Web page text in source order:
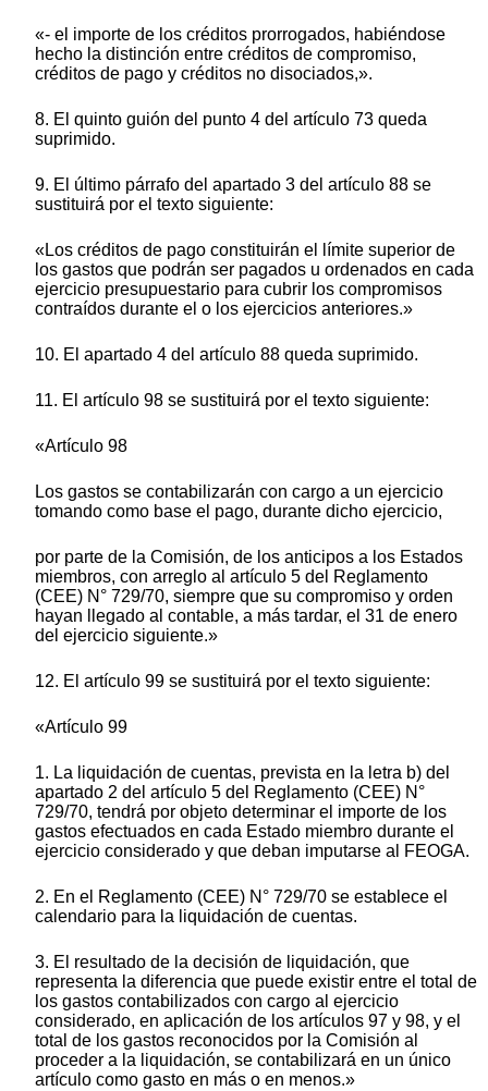
«- el importe de los créditos prorrogados, habiéndose
hecho la distinción entre créditos de compromiso,
créditos de pago y créditos no disociados,».
8. El quinto guión del punto 4 del artículo 73 queda
suprimido.
9. El último párrafo del apartado 3 del artículo 88 se
sustituirá por el texto siguiente:
«Los créditos de pago constituirán el límite superior de
los gastos que podrán ser pagados u ordenados en cada
ejercicio presupuestario para cubrir los compromisos
contraídos durante el o los ejercicios anteriores.»
10. El apartado 4 del artículo 88 queda suprimido.
11. El artículo 98 se sustituirá por el texto siguiente:
«Artículo 98
Los gastos se contabilizarán con cargo a un ejercicio
tomando como base el pago, durante dicho ejercicio,
por parte de la Comisión, de los anticipos a los Estados
miembros, con arreglo al artículo 5 del Reglamento
(CEE) N° 729/70, siempre que su compromiso y orden
hayan llegado al contable, a más tardar, el 31 de enero
del ejercicio siguiente.»
12. El artículo 99 se sustituirá por el texto siguiente:
«Artículo 99
1. La liquidación de cuentas, prevista en la letra b) del
apartado 2 del artículo 5 del Reglamento (CEE) N°
729/70, tendrá por objeto determinar el importe de los
gastos efectuados en cada Estado miembro durante el
ejercicio considerado y que deban imputarse al FEOGA.
2. En el Reglamento (CEE) N° 729/70 se establece el
calendario para la liquidación de cuentas.
3. El resultado de la decisión de liquidación, que
representa la diferencia que puede existir entre el total de
los gastos contabilizados con cargo al ejercicio
considerado, en aplicación de los artículos 97 y 98, y el
total de los gastos reconocidos por la Comisión al
proceder a la liquidación, se contabilizará en un único
artículo como gasto en más o en menos.»